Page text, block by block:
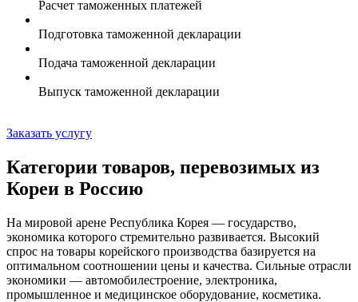
Расчет таможенных платежей
Подготовка таможенной декларации
Подача таможенной декларации
Выпуск таможенной декларации
Заказать услугу
Категории товаров, перевозимых из
Кореи в Россию
На мировой арене Республика Корея — государство,
экономика которого стремительно развивается. Высокий
спрос на товары корейского производства базируется на
оптимальном соотношении цены и качества. Сильные отрасли
экономики — автомобилестроение, электроника,
промышленное и медицинское оборудование, косметика.